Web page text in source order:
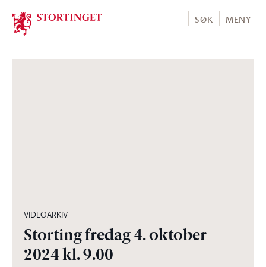
Stortinget.no
SØK MENY
VIDEOARKIV
Storting fredag 4. oktober
2024 kl. 9.00